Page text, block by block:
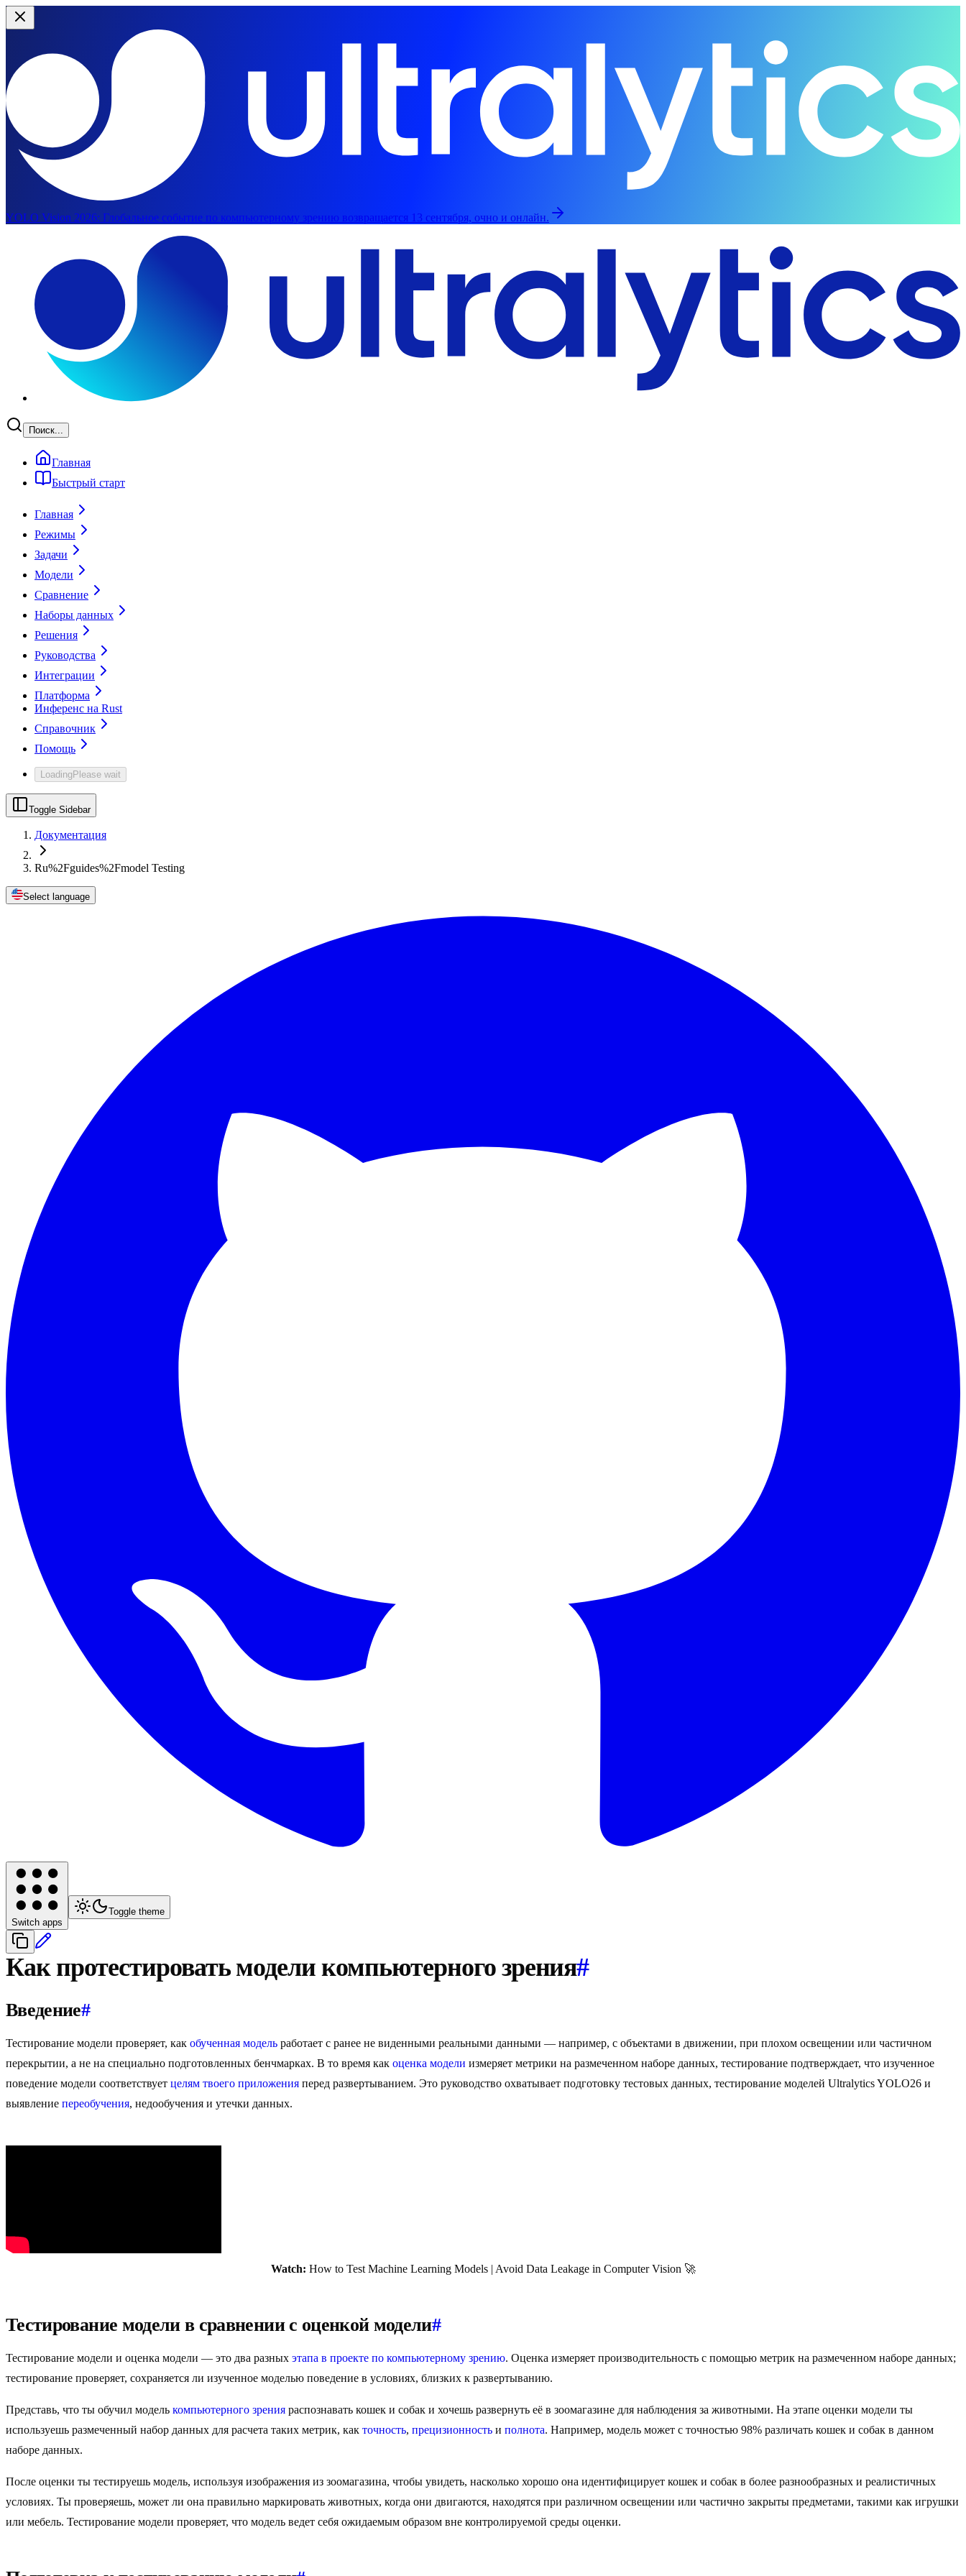
YOLO Vision 2026: Глобальное событие по компьютерному зрению возвращается 13 сентября, очно и онлайн.
Поиск...
Главная
Быстрый старт
Главная
Режимы
Задачи
Модели
Сравнение
Наборы данных
Решения
Руководства
Интеграции
Платформа
Инференс на Rust
Справочник
Помощь
LoadingPlease wait
Toggle Sidebar
Документация
Ru%2Fguides%2Fmodel Testing
Select language
Switch apps
Toggle theme
Как протестировать модели компьютерного зрения#
Введение#
Тестирование модели проверяет, как обученная модель работает с ранее не виденными реальными данными — например, с объектами в движении, при плохом освещении или частичном
перекрытии, а не на специально подготовленных бенчмарках. В то время как оценка модели измеряет метрики на размеченном наборе данных, тестирование подтверждает, что изученное
поведение модели соответствует целям твоего приложения перед развертыванием. Это руководство охватывает подготовку тестовых данных, тестирование моделей Ultralytics YOLO26 и
выявление переобучения, недообучения и утечки данных.
Watch: How to Test Machine Learning Models | Avoid Data Leakage in Computer Vision 🚀
Тестирование модели в сравнении с оценкой модели#
Тестирование модели и оценка модели — это два разных этапа в проекте по компьютерному зрению. Оценка измеряет производительность с помощью метрик на размеченном наборе данных;
тестирование проверяет, сохраняется ли изученное моделью поведение в условиях, близких к развертыванию.
Представь, что ты обучил модель компьютерного зрения распознавать кошек и собак и хочешь развернуть её в зоомагазине для наблюдения за животными. На этапе оценки модели ты
используешь размеченный набор данных для расчета таких метрик, как точность, прецизионность и полнота. Например, модель может с точностью 98% различать кошек и собак в данном
наборе данных.
После оценки ты тестируешь модель, используя изображения из зоомагазина, чтобы увидеть, насколько хорошо она идентифицирует кошек и собак в более разнообразных и реалистичных
условиях. Ты проверяешь, может ли она правильно маркировать животных, когда они двигаются, находятся при различном освещении или частично закрыты предметами, такими как игрушки
или мебель. Тестирование модели проверяет, что модель ведет себя ожидаемым образом вне контролируемой среды оценки.